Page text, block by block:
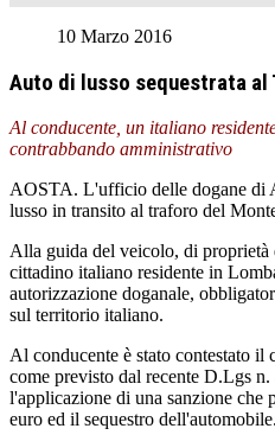
10 Marzo 2016
Auto di lusso sequestrata al
Al conducente, un italiano
contrabbando amministrativo
AOSTA. L'ufficio delle dogane di
lusso in transito al traforo del
Alla guida del veicolo, di proprietà
cittadino italiano residente in
autorizzazione doganale,
sul territorio italiano.
Al conducente è stato contestato il
come previsto dal recente D.Lgs
l'applicazione di una sanzione che
euro ed il sequestro dell'automobile.